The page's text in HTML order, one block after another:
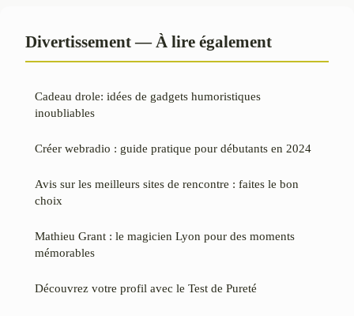
Divertissement — À lire également
Cadeau drole: idées de gadgets humoristiques
inoubliables
Créer webradio : guide pratique pour débutants en 2024
Avis sur les meilleurs sites de rencontre : faites le bon
choix
Mathieu Grant : le magicien Lyon pour des moments
mémorables
Découvrez votre profil avec le Test de Pureté